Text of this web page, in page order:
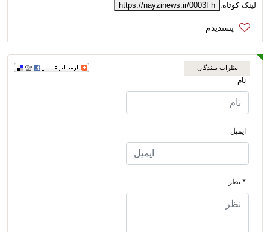
لینک کوتاه: https://nayzinews.ir/0003Fh
نظرات بینندگان
نام
ایمیل
* نظر